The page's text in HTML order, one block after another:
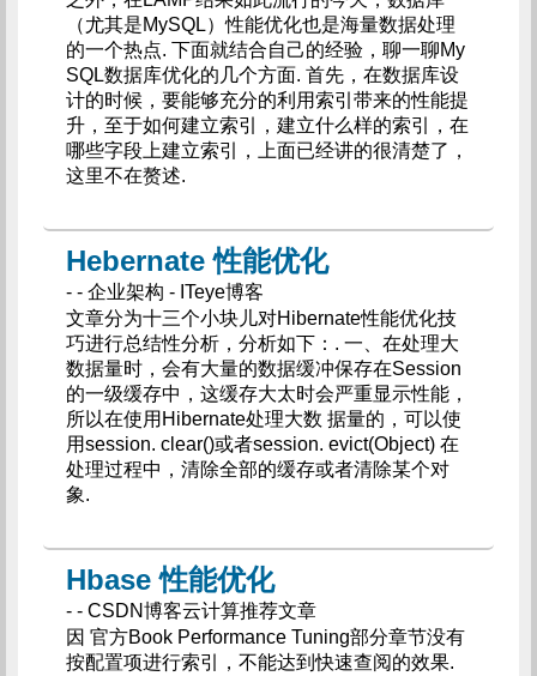
（尤其是MySQL）性能优化也是海量数据处理
的一个热点. 下面就结合自己的经验，聊一聊My
SQL数据库优化的几个方面. 首先，在数据库设
计的时候，要能够充分的利用索引带来的性能提
升，至于如何建立索引，建立什么样的索引，在
哪些字段上建立索引，上面已经讲的很清楚了，
这里不在赘述.
Hebernate 性能优化
- - 企业架构 - ITeye博客
文章分为十三个小块儿对Hibernate性能优化技
巧进行总结性分析，分析如下：. 一、在处理大
数据量时，会有大量的数据缓冲保存在Session
的一级缓存中，这缓存大太时会严重显示性能，
所以在使用Hibernate处理大数 据量的，可以使
用session. clear()或者session. evict(Object) 在
处理过程中，清除全部的缓存或者清除某个对
象.
Hbase 性能优化
- - CSDN博客云计算推荐文章
因 官方Book Performance Tuning部分章节没有
按配置项进行索引，不能达到快速查阅的效果.